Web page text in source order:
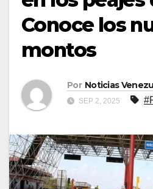
Conoce los
montos
Por Noticias
SEP 2, 2025